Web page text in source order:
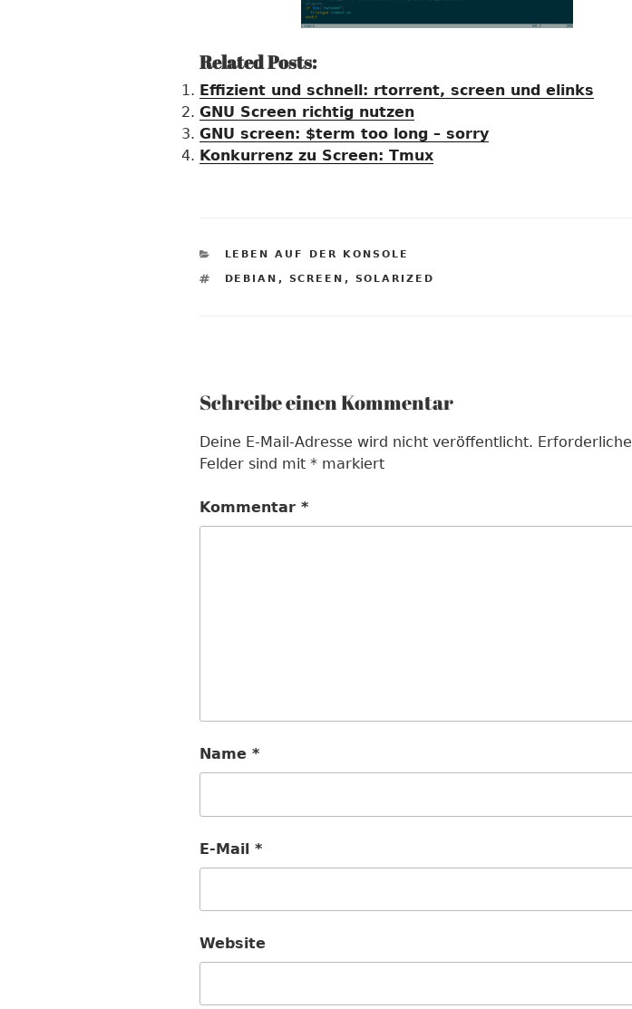
Related Posts:
Effizient und schnell: rtorrent, screen und elinks
GNU Screen richtig nutzen
GNU screen: $term too long – sorry
Konkurrenz zu Screen: Tmux
KATEGORIEN
LEBEN AUF DER KONSOLE
SCHLAGWÖRTER
DEBIAN , SCREEN , SOLARIZED
Schreibe einen Kommentar
Deine E-Mail-Adresse wird nicht veröffentlicht. Erforderliche
Felder sind mit * markiert
Kommentar *
Name *
E-Mail *
Website